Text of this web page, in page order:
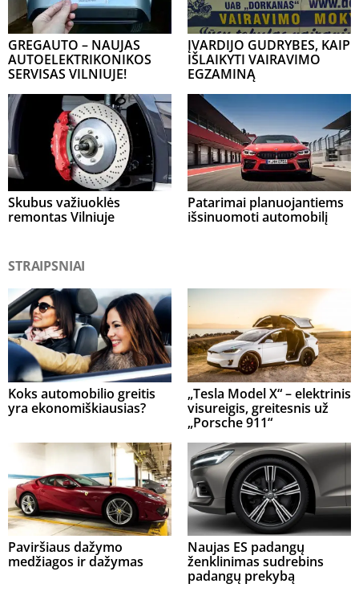
GREGAUTO – NAUJAS
AUTOELEKTRIKONIKOS
SERVISAS VILNIUJE!
ĮVARDIJO GUDRYBES, KAIP
IŠLAIKYTI VAIRAVIMO
EGZAMINĄ
Skubus važiuoklės
remontas Vilniuje
Patarimai planuojantiems
išsinuomoti automobilį
STRAIPSNIAI
Koks automobilio greitis
yra ekonomiškiausias?
„Tesla Model X“ – elektrinis
visureigis, greitesnis už
„Porsche 911“
Paviršiaus dažymo
medžiagos ir dažymas
Naujas ES padangų
ženklinimas sudrebins
padangų prekybą